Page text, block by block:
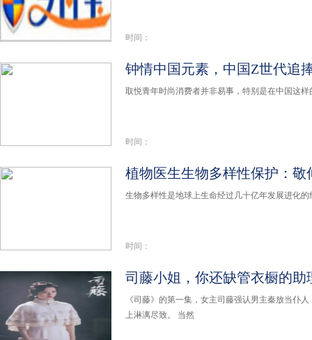
时间：
钟情中国元素，中国Z世代追
取悦青年时尚消费者并非易事，特别是在中国这
时间：
植物医生生物多样性保护：敬
生物多样性是地球上生命经过几十亿年发展进化
时间：
司藤小姐，你还缺管衣橱的助
《司藤》的第一集，女主司藤强认男主秦放当仆
上淋漓尽致。 当然